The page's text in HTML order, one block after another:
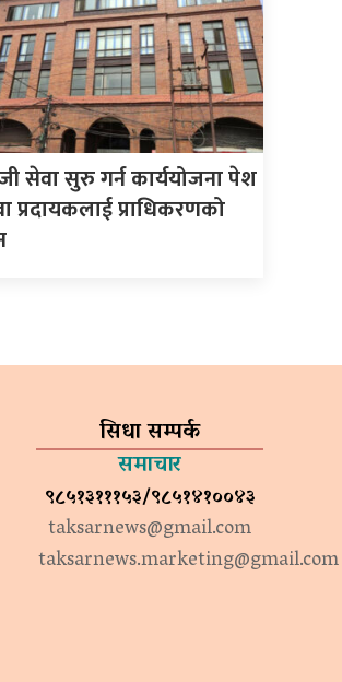
सेवा सुरु गर्न कार्ययोजना पेश
प्रदायकलाई प्राधिकरणको
सिधा सम्पर्क
समाचार
९८५१३१११५३/९८५१४१००४३
taksarnews@gmail.com
taksarnews.marketing@gmail.com